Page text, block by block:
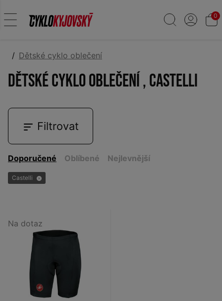
0
Dětské cyklo oblečení
Dětské cyklo oblečení , Castelli
Filtrovat
Doporučené Oblíbené Nejlevnější
Castelli
Na dotaz